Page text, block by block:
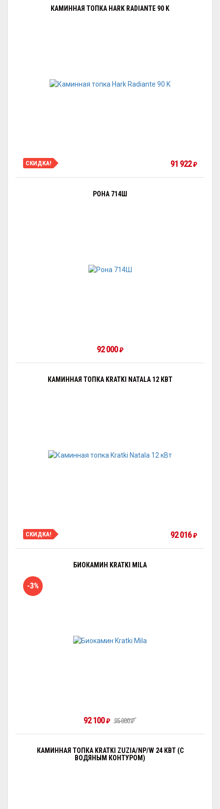
КАМИННАЯ ТОПКА HARK RADIANTE 90 K
СКИДКА! 91 922₽
РОНА 714Ш
92 000₽
КАМИННАЯ ТОПКА KRATKI NATALA 12 КВТ
СКИДКА! 92 016₽
БИОКАМИН KRATKI MILA
-3%
92 100₽ 95 000₽
КАМИННАЯ ТОПКА KRATKI ZUZIA/NP/W 24 КВТ (С
ВОДЯНЫМ КОНТУРОМ)